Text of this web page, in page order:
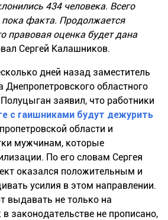
434 человека. Всего
факта. Продолжается
правовая оценка будет дана
Сергей Калашников.
дней назад заместитель
Днепропетровского областного
Полуцыган заявил, что работники
с гаишниками будут дежурить
области и
мужчинам, которые
. По его словам Сергея
оказался положительным и
усилия в этом направлении.
выдавать не только на
в законодательстве не прописано,